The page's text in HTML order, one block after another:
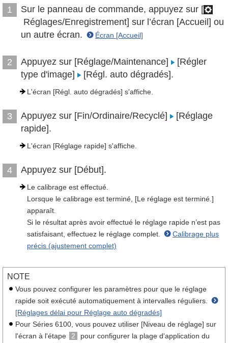
1
Sur le panneau de commande, appuyez sur [
Réglages/Enregistrement] sur l’écran [Accueil] ou
un autre écran.
Écran [Accueil]
2 Appuyez sur [Réglage/Maintenance]
[Régler
type d'image]
[Régl. auto dégradés].
L'écran [Régl. auto dégradés] s'affiche.
3 Appuyez sur [Fin/Ordinaire/Recyclé]
[Réglage
rapide].
L'écran [Réglage rapide] s'affiche.
4 Appuyez sur [Début].
Le calibrage est effectué.
Lorsque le calibrage est terminé, [Le réglage est terminé.]
apparaît.
Si le résultat après avoir effectué le réglage rapide n’est pas
satisfaisant, effectuez le réglage complet.
Calibrage plus
précis (ajustement complet)
NOTE
Vous pouvez configurer les paramètres pour que le réglage
rapide soit exécuté automatiquement à intervalles réguliers.
[Réglages délai pour Réglage auto dégradés]
Pour Séries 6100, vous pouvez utiliser [Niveau de réglage] sur
l'écran à l'étape
2
pour configurer la plage d'application du